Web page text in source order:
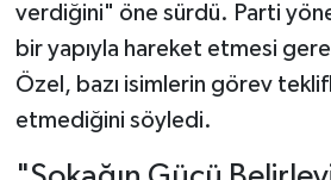
verdiğini" öne sürdü. Parti
bir yapıyla hareket etmesi
Özel, bazı isimlerin görev
etmediğini söyledi.